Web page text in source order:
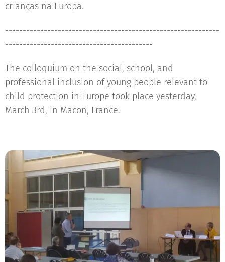
crianças na Europa.
-------------------------------------------------------------
------------------------------------------
The colloquium on the social, school, and
professional inclusion of young people relevant to
child protection in Europe took place yesterday,
March 3rd, in Macon, France.